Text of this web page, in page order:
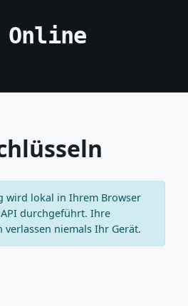
Online
wird lokal in Ihrem Browser
durchgeführt. Ihre
verlassen niemals Ihr Gerät.